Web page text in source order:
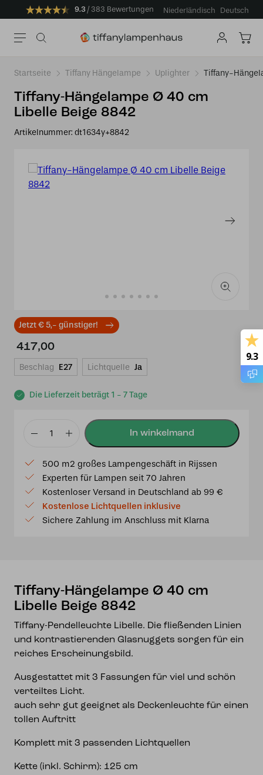
9.3 383 Bewertungen Niederländisch Deutsch
Startseite Tiffany Hängelampe Uplighter Tiffany-
Tiffany-Hängelampe Ø 40 cm
Libelle Beige 8842
Artikelnummer: dt1634y+8842
Jetzt € 5,- günstiger!
Die Lieferzeit beträgt 1 - 7 Tage
417,00
Beschlag E27 Lichtquelle Ja
Tiffany-
Ø
40
cm
Libelle
Beige
500 m2 großes Lampengeschäft in Rijssen
Experten für Lampen seit 70 Jahren
Kostenloser Versand in Deutschland ab 99 €
Kostenlose Lichtquellen inklusive
Sichere Zahlung im Anschluss mit Klarna
Tiffany-Hängelampe Ø 40 cm
Libelle Beige 8842
Tiffany-Pendelleuchte Libelle. Die fließenden Linien
und kontrastierenden Glasnuggets sorgen für ein
reiches Erscheinungsbild.
Ausgestattet mit 3 Fassungen für viel und schön
verteiltes Licht.
auch sehr gut geeignet als Deckenleuchte für einen
tollen Auftritt
Komplett mit 3 passenden Lichtquellen
Kette (inkl. Schirm): 125 cm
9.3